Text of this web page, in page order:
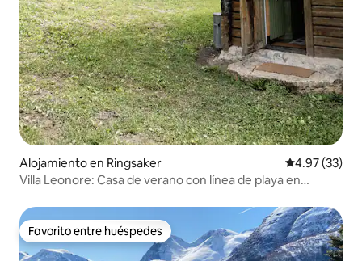
Alojamiento en Ringsaker Calificación
4.97 (33)
Villa Leonore: Casa de verano con línea de playa en
Favorito entre huéspedes
Favorito entre huéspedes